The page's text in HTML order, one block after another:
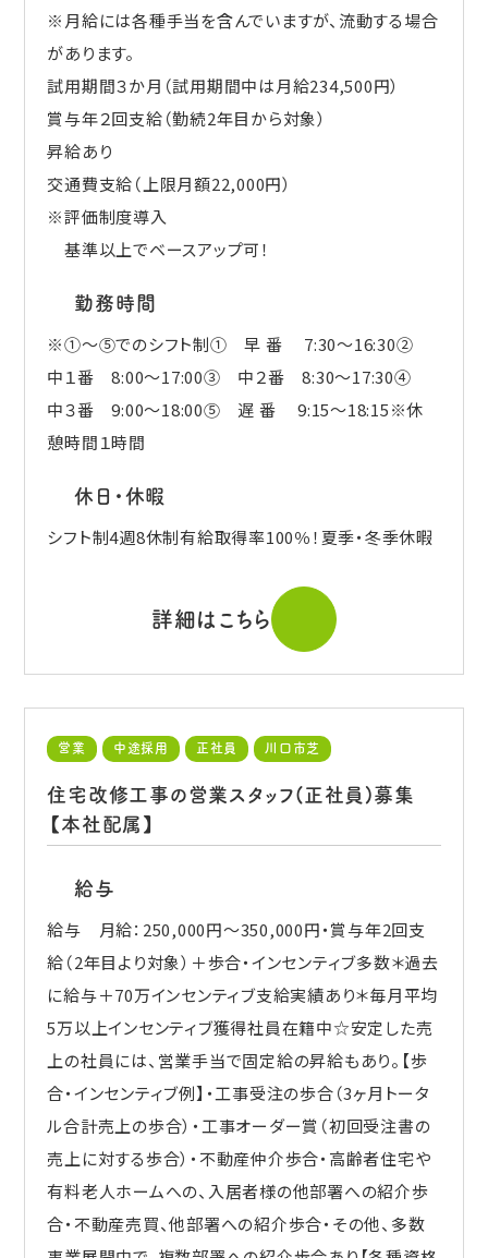
※月給には各種手当を含んでいますが、流動する場合
があります。
試用期間３か月（試用期間中は月給234,500円）
賞与年２回支給（勤続2年目から対象）
昇給あり
交通費支給（上限月額22,000円）
※評価制度導入
基準以上でベースアップ可！
勤務時間
※①～⑤でのシフト制① 早 番 7:30～16:30②
中１番 8:00～17:00③ 中２番 8:30～17:30④
中３番 9:00～18:00⑤ 遅 番 9:15～18:15※休
憩時間１時間
休日・休暇
シフト制4週8休制有給取得率100％！夏季・冬季休暇
詳細はこちら
営業 中途採用 正社員 川口市芝
住宅改修工事の営業スタッフ(正社員)募集
【本社配属】
給与
給与 月給：250,000円〜350,000円・賞与年2回支
給（2年目より対象）＋歩合・インセンティブ多数＊過去
に給与＋70万インセンティブ支給実績あり＊毎月平均
5万以上インセンティブ獲得社員在籍中☆安定した売
上の社員には、営業手当で固定給の昇給もあり。【歩
合・インセンティブ例】・工事受注の歩合（3ヶ月トータ
ル合計売上の歩合）・工事オーダー賞（初回受注書の
売上に対する歩合）・不動産仲介歩合・高齢者住宅や
有料老人ホームへの、入居者様の他部署への紹介歩
合・不動産売買、他部署への紹介歩合・その他、多数